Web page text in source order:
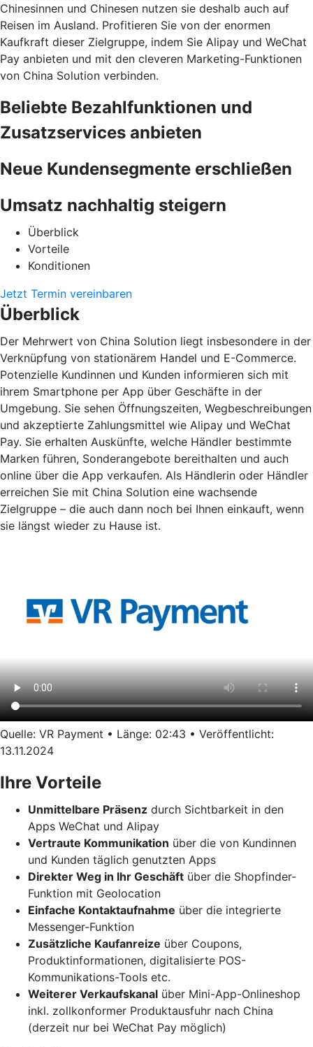
Chinesinnen und Chinesen nutzen sie deshalb auch auf
Reisen im Ausland. Profitieren Sie von der enormen
Kaufkraft dieser Zielgruppe, indem Sie Alipay und WeChat
Pay anbieten und mit den cleveren Marketing-Funktionen
von China Solution verbinden.
Beliebte Bezahlfunktionen und
Zusatzservices anbieten
Neue Kundensegmente erschließen
Umsatz nachhaltig steigern
Überblick
Vorteile
Konditionen
Jetzt Termin vereinbaren
Überblick
Der Mehrwert von China Solution liegt insbesondere in der
Verknüpfung von stationärem Handel und E-Commerce.
Potenzielle Kundinnen und Kunden informieren sich mit
ihrem Smartphone per App über Geschäfte in der
Umgebung. Sie sehen Öffnungszeiten, Wegbeschreibungen
und akzeptierte Zahlungsmittel wie Alipay und WeChat
Pay. Sie erhalten Auskünfte, welche Händler bestimmte
Marken führen, Sonderangebote bereithalten und auch
online über die App verkaufen. Als Händlerin oder Händler
erreichen Sie mit China Solution eine wachsende
Zielgruppe – die auch dann noch bei Ihnen einkauft, wenn
sie längst wieder zu Hause ist.
Quelle: VR Payment • Länge: 02:43 • Veröffentlicht:
13.11.2024
Ihre Vorteile
Unmittelbare Präsenz durch Sichtbarkeit in den
Apps WeChat und Alipay
Vertraute Kommunikation über die von Kundinnen
und Kunden täglich genutzten Apps
Direkter Weg in Ihr Geschäft über die Shopfinder-
Funktion mit Geolocation
Einfache Kontaktaufnahme über die integrierte
Messenger-Funktion
Zusätzliche Kaufanreize über Coupons,
Produktinformationen, digitalisierte POS-
Kommunikations-Tools etc.
Weiterer Verkaufskanal über Mini-App-Onlineshop
inkl. zollkonformer Produktausfuhr nach China
(derzeit nur bei WeChat Pay möglich)